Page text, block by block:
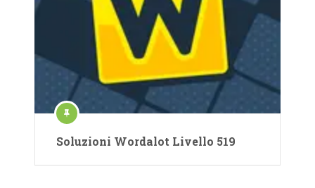
Soluzioni Wordalot Livello 519